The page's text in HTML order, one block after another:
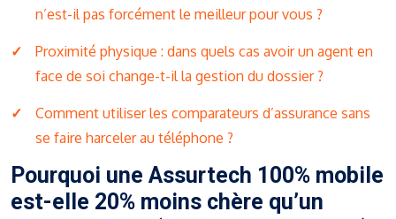
n’est-il pas forcément le meilleur pour vous ?
Proximité physique : dans quels cas avoir un agent en
face de soi change-t-il la gestion du dossier ?
Comment utiliser les comparateurs d’assurance sans
se faire harceler au téléphone ?
Pourquoi une Assurtech 100% mobile
est-elle 20% moins chère qu’un